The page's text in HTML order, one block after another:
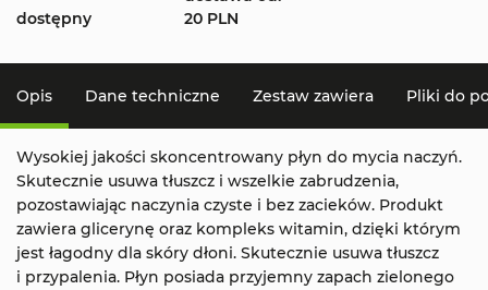
dostępny
20 PLN
Opis Dane techniczne Zestaw zawiera Pliki do
Wysokiej jakości skoncentrowany płyn do mycia naczyń.
Skutecznie usuwa tłuszcz i wszelkie zabrudzenia,
pozostawiając naczynia czyste i bez zacieków. Produkt
zawiera glicerynę oraz kompleks witamin, dzięki którym
jest łagodny dla skóry dłoni. Skutecznie usuwa tłuszcz
i przypalenia. Płyn posiada przyjemny zapach zielonego